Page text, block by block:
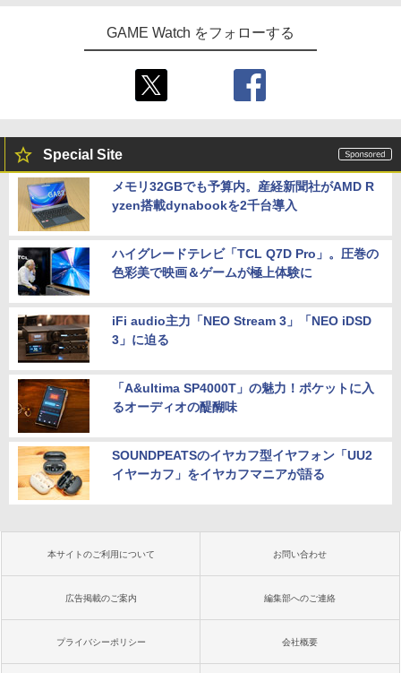
GAME Watch をフォローする
Special Site
メモリ32GBでも予算内。産経新聞社がAMD R
yzen搭載dynabookを2千台導入
ハイグレードテレビ「TCL Q7D Pro」。圧巻の
色彩美で映画＆ゲームが極上体験に
iFi audio主力「NEO Stream 3」「NEO iDSD
3」に迫る
「A&ultima SP4000T」の魅力！ポケットに入
るオーディオの醍醐味
SOUNDPEATSのイヤカフ型イヤフォン「UU2
イヤーカフ」をイヤカフマニアが語る
本サイトのご利用について お問い合わせ
広告掲載のご案内 編集部へのご連絡
プライバシーポリシー 会社概要